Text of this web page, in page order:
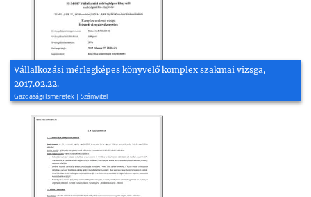
Vállalkozási mérlegképes könyvelő komplex szakmai vizsga,
2017.02.22.
Gazdasági Ismeretek | Számvitel